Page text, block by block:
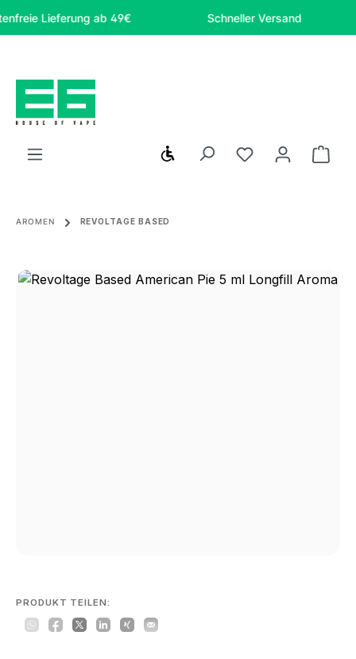
Zum Hauptinhalt springen
Lieferung ab 49€ Schneller Versand
Werkzeugleiste anzeigen
Du hast 0
AROMEN REVOLTAGE BASED
Bildergalerie überspringen
PRODUKT TEILEN: